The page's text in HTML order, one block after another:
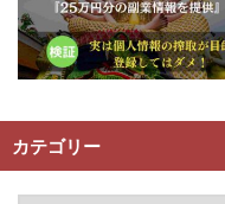
カテゴリー